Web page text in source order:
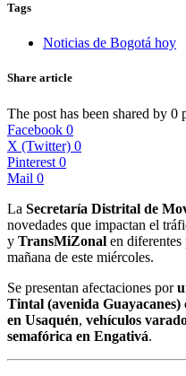
Tags
Noticias de Bogotá hoy
Share article
The post has been shared by 0
Facebook 0
X (Twitter) 0
Pinterest 0
Mail 0
La Secretaría Distrital de
novedades que impactan el
y TransMiZonal en diferentes
mañana de este miércoles.
Se presentan afectaciones por
Tintal (avenida Guayacanes)
en Usaquén, vehículos
semafórica en Engativá.